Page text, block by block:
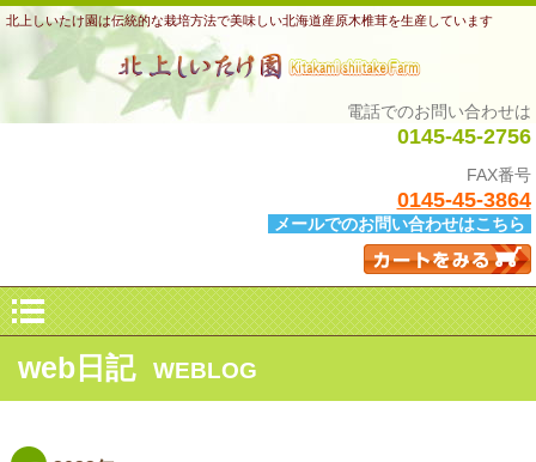
北上しいたけ園は伝統的な栽培方法で美味しい北海道産原木椎茸を生産しています
電話でのお問い合わせは
0145-45-2756
FAX番号
0145-45-3864
メールでのお問い合わせはこちら
web日記 WEBLOG